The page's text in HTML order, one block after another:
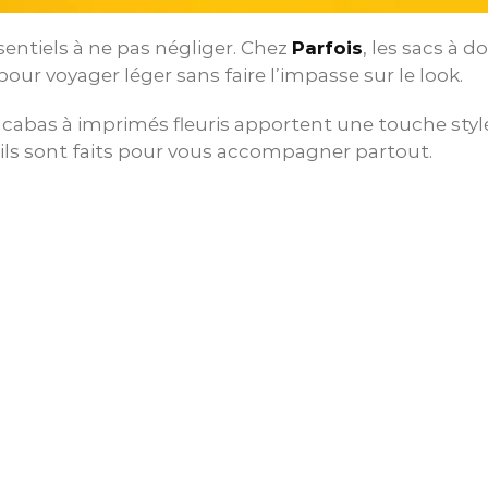
à ne pas négliger. Chez Parfois, les sacs à
voyager léger sans faire l’impasse sur le look.
à imprimés fleuris apportent une touche
sont faits pour vous accompagner partout.